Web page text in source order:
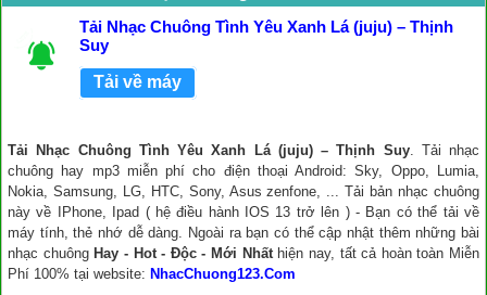
Tải Nhạc Chuông Tình Yêu Xanh Lá (juju) – Thịnh
Suy
Tải về máy
Tải Nhạc Chuông Tình Yêu Xanh Lá (juju) – Thịnh Suy. Tải nhạc
chuông hay mp3 miễn phí cho điện thoại Android: Sky, Oppo, Lumia,
Nokia, Samsung, LG, HTC, Sony, Asus zenfone, ... Tải bản nhạc chuông
này về IPhone, Ipad ( hệ điều hành IOS 13 trở lên ) - Bạn có thể tải về
máy tính, thẻ nhớ dễ dàng. Ngoài ra bạn có thể cập nhật thêm những bài
nhạc chuông Hay - Hot - Độc - Mới Nhấthiện nay, tất cả hoàn toàn Miễn
Phí 100% tại website: NhacChuong123.Com